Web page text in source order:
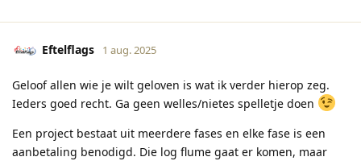
Eftelflags 1 aug. 2025
Geloof allen wie je wilt geloven is wat ik verder hierop zeg.
Ieders goed recht. Ga geen welles/nietes spelletje doen
Een project bestaat uit meerdere fases en elke fase is een
aanbetaling benodigd. Die log flume gaat er komen, maar